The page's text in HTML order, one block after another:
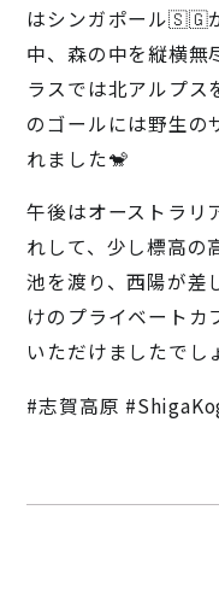
はシンガポール🇸🇬
中、森の中を縦横無
ラスでは北アルプス
のゴールには野生の
れました🐒
午後はオーストラ
れして、少し標高の
池を渡り、西陽が差
けのプライベートカ
いただけましたでし
#志賀高原